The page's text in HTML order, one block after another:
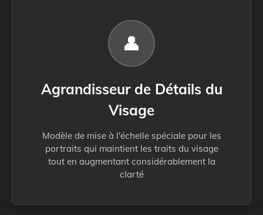
👤
Agrandisseur de Détails du
Visage
Modèle de mise à l'échelle spéciale pour les
portraits qui maintient les traits du visage
tout en augmentant considérablement la
clarté